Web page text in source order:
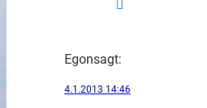
Egonsagt:
4.1.2013 14:46